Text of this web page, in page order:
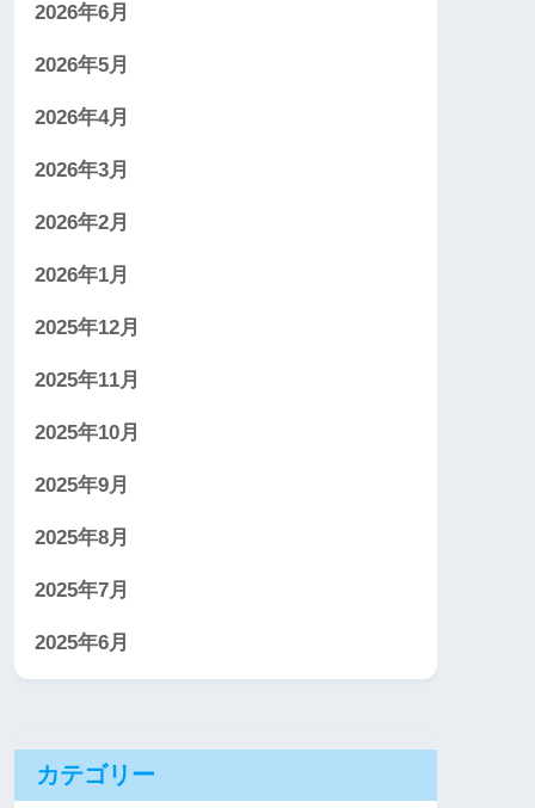
2026年6月
2026年5月
2026年4月
2026年3月
2026年2月
2026年1月
2025年12月
2025年11月
2025年10月
2025年9月
2025年8月
2025年7月
2025年6月
カテゴリー